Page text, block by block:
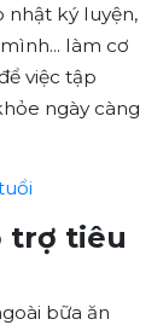
nhật ký luyện,
làm cơ
việc tập
ngày càng
trợ tiêu
bữa ăn